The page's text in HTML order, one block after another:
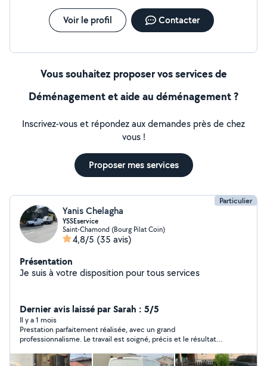
Voir le profil Contacter
Vous souhaitez proposer vos services de
Déménagement et aide au déménagement ?
Inscrivez-vous et répondez aux demandes près de chez
vous !
Proposer mes services
Particulier
Yanis Chelagha
YSSEservice
Saint-Chamond (Bourg Pilat Coin)
4,8/5 (35 avis)
Présentation
Je suis à votre disposition pour tous services
Dernier avis laissé par Sarah : 5/5
Il y a 1 mois
Prestation parfaitement réalisée, avec un grand
professionnalisme. Le travail est soigné, précis et le résultat
qualité du service c’est une personne agréable, à l’écoute et